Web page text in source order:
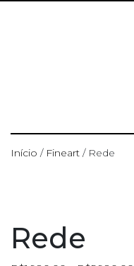
Início / Fineart / Rede
Rede